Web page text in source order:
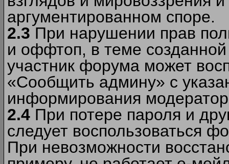
аргументированном споре.
2.3 При нарушении прав
и оффтоп, в теме
участник форума может
«Сообщить админу» с
информирования
2.4 При потере пароля и
следует воспользоваться
При невозможности